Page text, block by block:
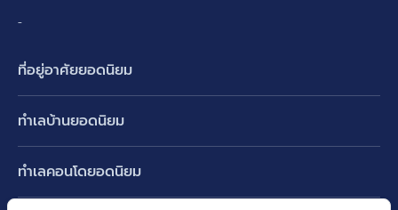
-
ที่อยู่อาศัยยอดนิยม
ทาวน์เฮ้าส์ ทาวน์โฮม
คอนโดมิเนียม
ทำเลบ้านยอดนิยม
ทำเลคอนโดยอดนิยม